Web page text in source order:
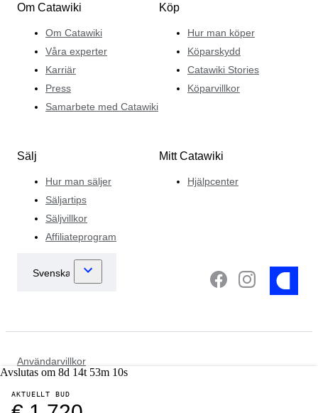
Avslutas om 8d 14t 53m 10s
AKTUELLT BUD
Om Catawiki
Om Catawiki
Våra experter
Karriär
Press
Samarbete med Catawiki
Köp
Hur man köper
Köparskydd
Catawiki Stories
Köparvillkor
Sälj
Hur man säljer
Säljartips
Säljvillkor
Affiliateprogram
Mitt Catawiki
Hjälpcenter
Användarvillkor
Dataskydd och integritetsmeddelande
Policy för brottsbekämpning